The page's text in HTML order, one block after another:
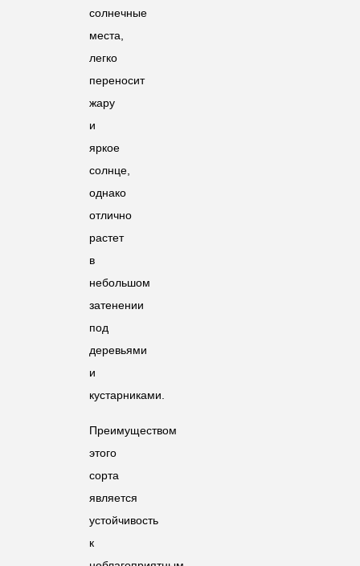
солнечные
места,
легко
переносит
жару
и
яркое
солнце,
однако
отлично
растет
в
небольшом
затенении
под
деревьями
и
кустарниками.
Преимуществом
этого
сорта
является
устойчивость
к